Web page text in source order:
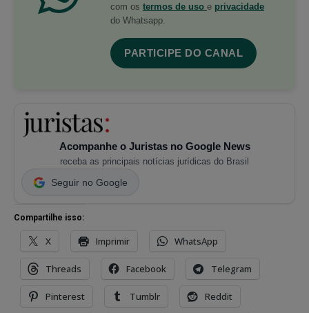
com os termos de uso e privacidade
do Whatsapp.
PARTICIPE DO CANAL
Acompanhe o Juristas no Google News
receba as principais notícias jurídicas do Brasil
Seguir no Google
Compartilhe isso:
X Imprimir WhatsApp
Threads Facebook Telegram
Pinterest Tumblr Reddit